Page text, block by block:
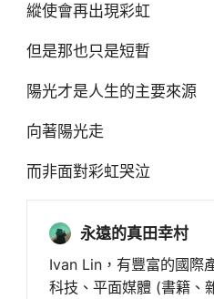
縱使會再出現彩虹
但是那也只是短暫
陽光才是人生的主要來源
向著陽光走
而非面對彩虹哭泣
永遠的真田幸村
Ivan Lin，有豐富的國際
科技、平面媒體 (書籍、